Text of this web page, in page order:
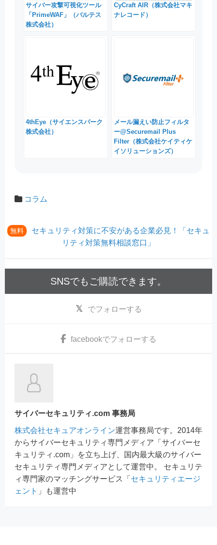
サイバー攻撃可視化ツール
「PrimeWAF」（バルテス
株式会社）
CyCraft AIR（株式会社マキ
ナレコード）
4thEye（サイエンスパーク
株式会社）
メール漏えい防止フィルタ
ー@Securemail Plus
Filter（株式会社ケイティケ
イソリューションズ）
コラム
無料
セキュリティ対策に不安がある企業必見！「セキュ
リティ対策無料相談窓口」
SNSでもご購読できます。
でフォローする
facebookでフォローする
サイバーセキュリティ.com 事務局
株式会社セキュアオンライン運営事務局です。2014年
からサイバーセキュリティ専門メディア「サイバーセ
キュリティ.com」を立ち上げ、国内最大級のサイバー
セキュリティ専門メディアとして運営中。 セキュリテ
ィ専門家のマッチングサービス「 セキュリティエージ
ェント 」も運営中